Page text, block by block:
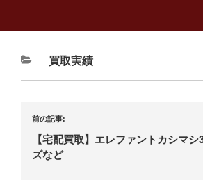
買取実績
前の記事:
【宅配買取】エレファントカシマシ
ズなど